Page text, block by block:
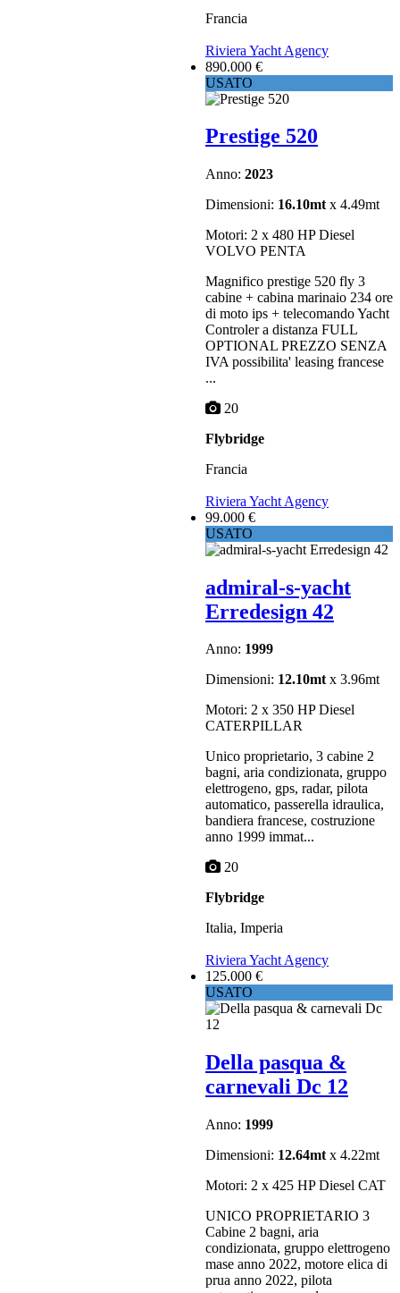
Francia
Riviera Yacht Agency
890.000 €
USATO
Prestige 520
Anno: 2023
Dimensioni: 16.10mt x 4.49mt
Motori: 2 x 480 HP Diesel
VOLVO PENTA
Magnifico prestige 520 fly 3
cabine + cabina marinaio 234 ore
di moto ips + telecomando Yacht
Controler a distanza FULL
OPTIONAL PREZZO SENZA
IVA possibilita' leasing francese
...
20
Flybridge
Francia
Riviera Yacht Agency
99.000 €
USATO
admiral-s-yacht
Erredesign 42
Anno: 1999
Dimensioni: 12.10mtx 3.96mt
Motori: 2 x 350 HP Diesel
CATERPILLAR
Unico proprietario, 3 cabine 2
bagni, aria condizionata, gruppo
elettrogeno, gps, radar, pilota
automatico, passerella idraulica,
bandiera francese, costruzione
anno 1999 immat...
20
Flybridge
Italia, Imperia
Riviera Yacht Agency
125.000 €
USATO
Della pasqua &
carnevali Dc 12
Anno: 1999
Dimensioni: 12.64mt x 4.22mt
Motori: 2 x 425 HP Diesel CAT
UNICO PROPRIETARIO 3
Cabine 2 bagni, aria
condizionata, gruppo elettrogeno
mase anno 2022, motore elica di
prua anno 2022, pilota